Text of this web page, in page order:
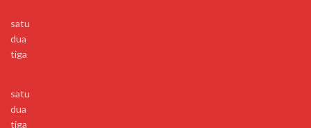
satu
dua
tiga
satu
dua
tiga